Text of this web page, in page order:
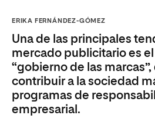
ERIKA FERNÁNDEZ-GÓMEZ
Una de las principales
mercado publicitario es
“gobierno de las
contribuir a la sociedad
programas de
empresarial.